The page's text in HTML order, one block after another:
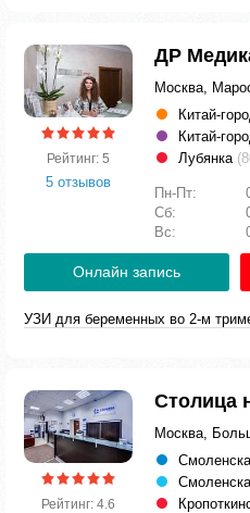
Рейтинг: 5
5 отзывов
ДР
Москва,
Китай-
Китай-
Лубянка
Пн-Пт:
Сб:
Вс:
Онлайн запись
УЗИ для беременных во 2-м
Рейтинг: 4.6
Столица
Москва,